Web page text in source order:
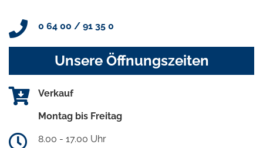
0 64 00 / 91 35 0
Unsere Öffnungszeiten
Verkauf
Montag bis Freitag
8.00 - 17.00 Uhr